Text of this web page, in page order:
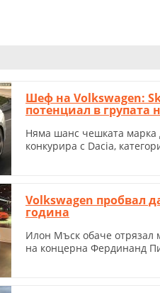
Шеф на Volkswagen:
потенциал в групата
Няма шанс чешката марка
конкурира с Dacia,
Volkswagen пробвал
година
Илон Мъск обаче
на концерна Фердинанд